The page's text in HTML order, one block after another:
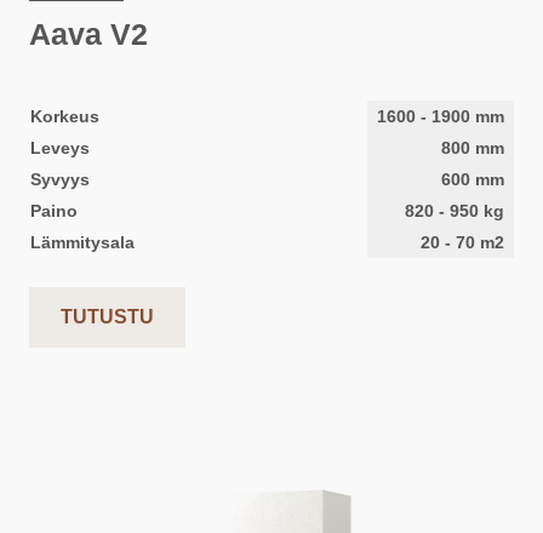
Aava V2
Korkeus 1600 - 1900 mm
Leveys
800 mm
Syvyys
600 mm
Paino
820 - 950 kg
Lämmitysala
20 - 70 m2
TUTUSTU